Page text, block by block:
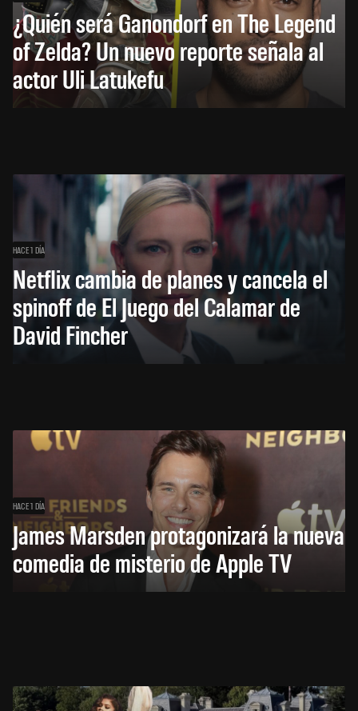
¿Quién será Ganondorf en The Legend
of Zelda? Un nuevo reporte señala al
actor Uli Latukefu
HACE 1 DÍA
Netflix cambia de planes y cancela el
spinoff de El Juego del Calamar de
David Fincher
HACE 1 DÍA
James Marsden protagonizará la nueva
comedia de misterio de Apple TV